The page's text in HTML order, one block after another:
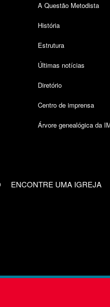
A Questão Metodista
História
Estrutura
Últimas notícias
Diretório
Centro de imprensa
Árvore genealógica da
ENCONTRE UMA IGREJA